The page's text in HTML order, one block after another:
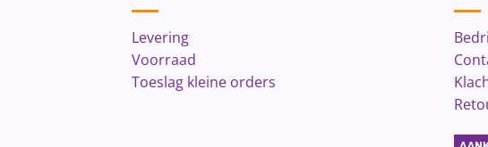
Levering
Voorraad
Toeslag kleine orders